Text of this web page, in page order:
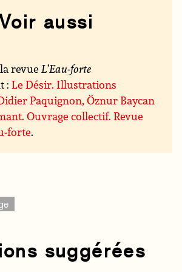
aussi
revueL’Eau-forte
:Le Désir. Illustrations
Paquignon, Öznur Baycan
Ouvrage collectif. Revue
forte.
suggérées